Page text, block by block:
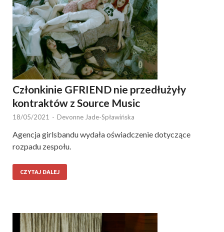
Członkinie GFRIEND nie przedłużyły
kontraktów z Source Music
18/05/2021 - Devonne Jade-Spławińska
Agencja girlsbandu wydała oświadczenie dotyczące
rozpadu zespołu.
CZYTAJ DALEJ